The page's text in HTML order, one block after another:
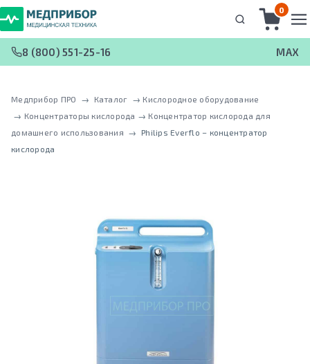
0
8 (800) 551-25-16 MAX
Медприбор ПРО → Каталог → Кислородное оборудование
→ Концентраторы кислорода → Концентратор кислорода для
домашнего использования → Philips Everflo – концентратор
кислорода